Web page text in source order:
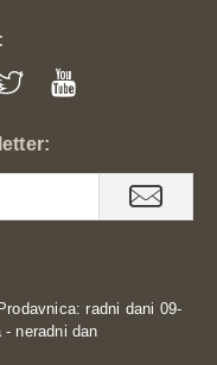
radni dani 09-
neradni dan